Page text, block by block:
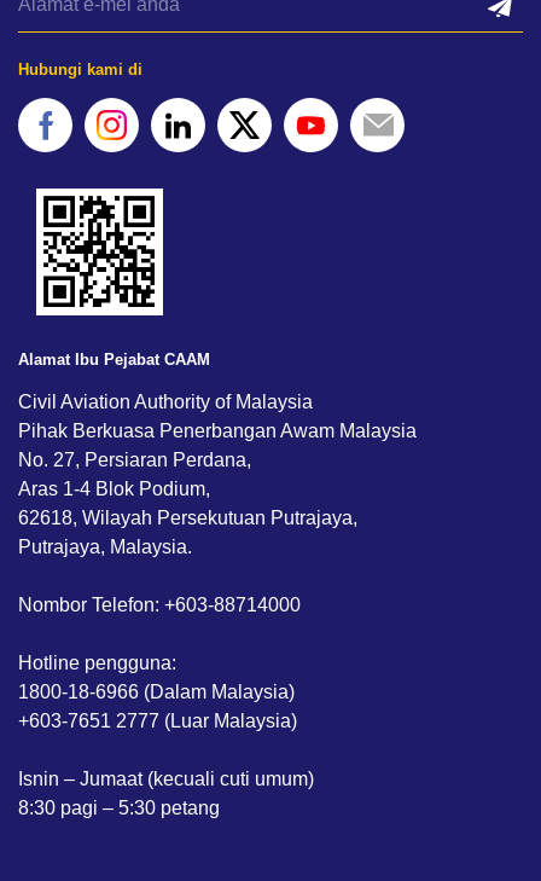
Hubungi kami di
Alamat Ibu Pejabat CAAM
Civil Aviation Authority of Malaysia
Pihak Berkuasa Penerbangan Awam Malaysia
No. 27, Persiaran Perdana,
Aras 1-4 Blok Podium,
62618, Wilayah Persekutuan Putrajaya,
Putrajaya, Malaysia.
Nombor Telefon: +603-88714000
Hotline pengguna:
1800-18-6966 (Dalam Malaysia)
+603-7651 2777 (Luar Malaysia)
Isnin – Jumaat (kecuali cuti umum)
8:30 pagi – 5:30 petang